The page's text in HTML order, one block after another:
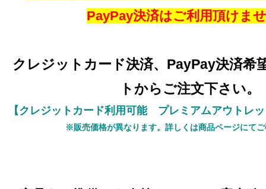
PayPay決済はご利用頂けま
クレジットカード決済、PayPay決済希
トからご注文下さい。
【クレジットカード利用可能 プレミアムアウトレ
※販売価格が異なります。詳しくは商品ページにて